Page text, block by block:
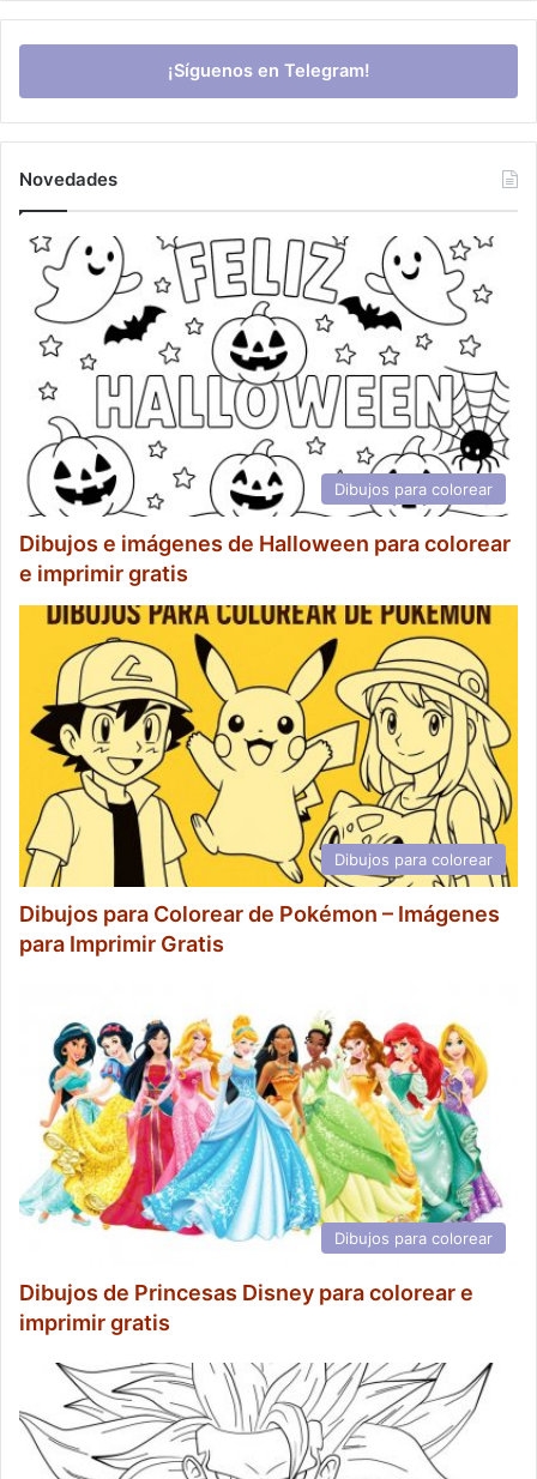
¡Síguenos en Telegram!
Novedades
Dibujos para colorear
Dibujos e imágenes de Halloween para colorear
e imprimir gratis
Dibujos para colorear
Dibujos para Colorear de Pokémon – Imágenes
para Imprimir Gratis
Dibujos para colorear
Dibujos de Princesas Disney para colorear e
imprimir gratis